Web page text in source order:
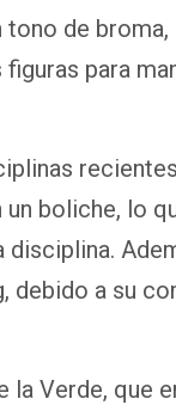
de
para
boliche, lo
a su
la Verde, que